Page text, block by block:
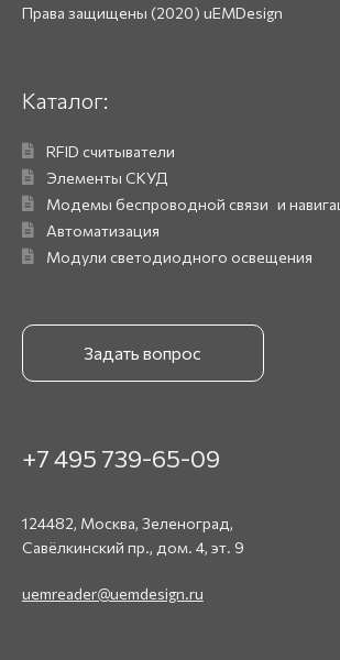
Права защищены (2020) uEMDesign
Каталог:
RFID считыватели
Элементы СКУД
Модемы беспроводной связи и
Автоматизация
Модули светодиодного освещения
Задать вопрос
+7 495 739-65-09
124482, Москва, Зеленоград,
Cавёлкинский пр., дом. 4, эт. 9
uemreader@uemdesign.ru